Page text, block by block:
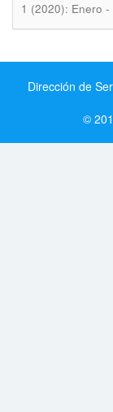
1 (2020): Enero
Dirección de
©